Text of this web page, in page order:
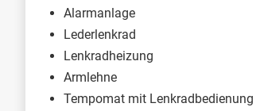
Alarmanlage
Lederlenkrad
Lenkradheizung
Armlehne
Tempomat mit Lenkradbedienung